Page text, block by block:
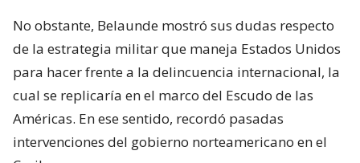
No obstante, Belaunde mostró sus dudas respecto
de la estrategia militar que maneja Estados Unidos
para hacer frente a la delincuencia internacional, la
cual se replicaría en el marco del Escudo de las
Américas. En ese sentido, recordó pasadas
intervenciones del gobierno norteamericano en el